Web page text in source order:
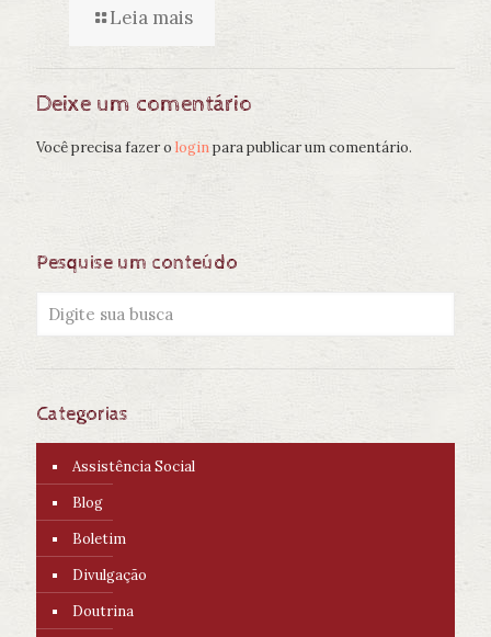
Leia mais
Deixe um comentário
Você precisa fazer o loginpara publicar um comentário.
Pesquise um conteúdo
Categorias
Assistência Social
Blog
Boletim
Divulgação
Doutrina